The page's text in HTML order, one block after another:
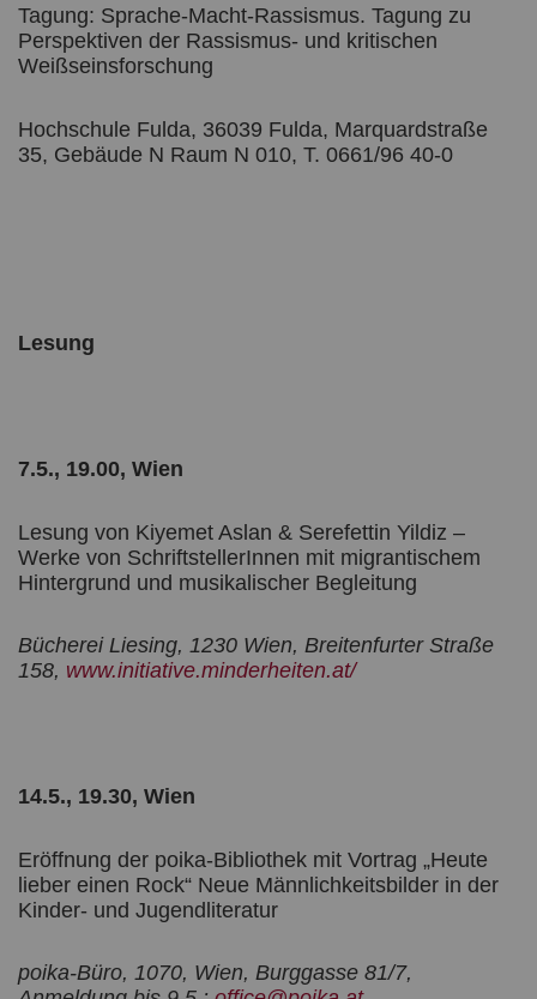
Tagung: Sprache-Macht-Rassismus. Tagung zu
Perspektiven der Rassismus- und kritischen
Weißseinsforschung
Hochschule Fulda, 36039 Fulda, Marquardstraße
35, Gebäude N Raum N 010, T. 0661/96 40-0
Lesung
7.5., 19.00, Wien
Lesung von Kiyemet Aslan & Serefettin Yildiz –
Werke von SchriftstellerInnen mit migrantischem
Hintergrund und musikalischer Begleitung
Bücherei Liesing, 1230 Wien, Breitenfurter Straße
158, www.initiative.minderheiten.at/
14.5., 19.30, Wien
Eröffnung der poika-Bibliothek mit Vortrag „Heute
lieber einen Rock“ Neue Männlichkeitsbilder in der
Kinder- und Jugendliteratur
poika-Büro, 1070, Wien, Burggasse 81/7,